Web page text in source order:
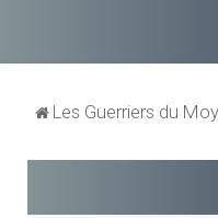
Les Guerriers du